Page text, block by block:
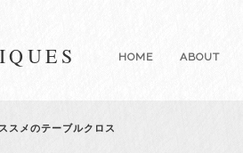
HOME ABOUT
スメのテーブルクロス